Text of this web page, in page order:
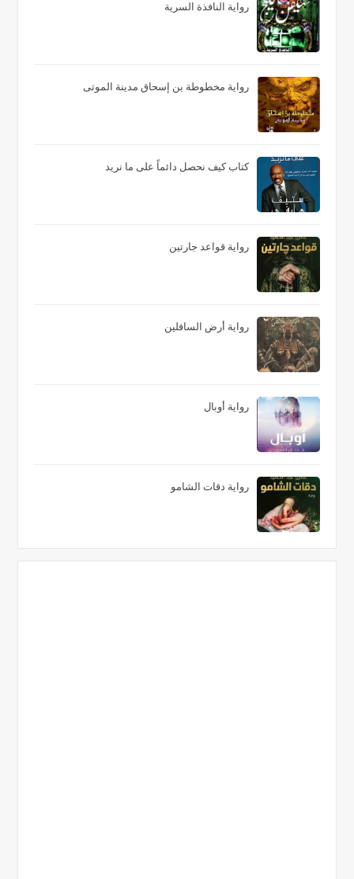
رواية النافذة السرية
رواية مخطوطة بن إسحاق مدينة الموتى
كتاب كيف نحصل دائماً على ما نريد
رواية قواعد جارتين
رواية أرض السافلين
رواية أوبال
رواية دقات الشامو